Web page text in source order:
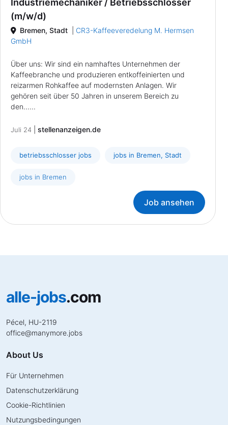
Industriemechaniker / Betriebsschlosser
(m/w/d)
Bremen, Stadt
CR3-Kaffeeveredelung M. Hermsen
GmbH
Über uns: Wir sind ein namhaftes Unternehmen der
Kaffeebranche und produzieren entkoffeinierten und
reizarmen Rohkaffee auf modernsten Anlagen. Wir
gehören seit über 50 Jahren in unserem Bereich zu
den......
Juli 24 stellenanzeigen.de
betriebsschlosser jobs jobs in Bremen, Stadt
jobs in Bremen
Job ansehen
alle-jobs.com
Pécel, HU-2119
office@manymore.jobs
About Us
Für Unternehmen
Datenschutzerklärung
Cookie-Richtlinien
Nutzungsbedingungen